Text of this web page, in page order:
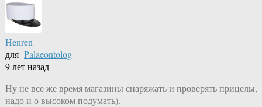
Henren
для Palaeontolog
9 лет назад
Ну не все же время магазины снаряжать и проверять прицелы,
надо и о высоком подумать).